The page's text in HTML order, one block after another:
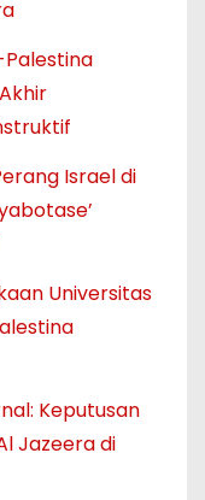
Palestina
Israel di
Universitas
Keputusan
Jazeera di